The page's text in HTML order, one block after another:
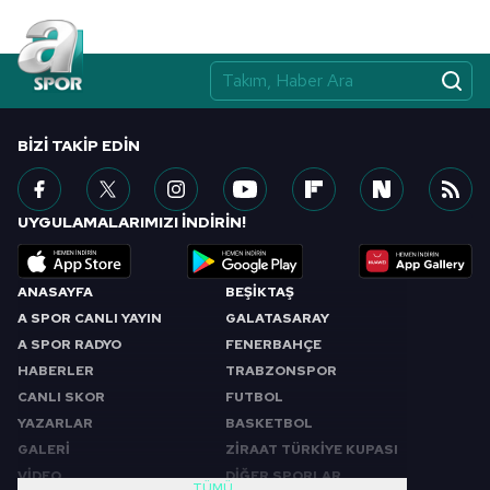
ANASAYFA
A SPOR CANLI YAYIN
A SPOR RADYO
HABERLER
CANLI SKOR
YAZARLAR
GALERİ
VİDEO
BEŞİKTAŞ
GALATASARAY
FENERBAHÇE
TRABZONSPOR
FUTBOL
BASKETBOL
ZİRAAT TÜRKİYE KUPASI
DİĞER SPORLAR
BIZI TAKIP EDIN
UYGULAMALARIMIZI İNDİRİN!